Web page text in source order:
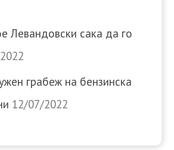
Левандовски сака да го
грабеж на бензинска
12/07/2022